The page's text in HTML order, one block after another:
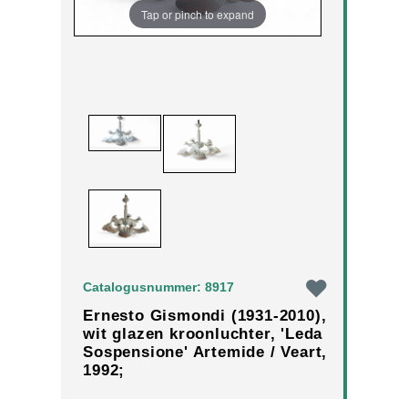
Tap or pinch to expand
Catalogusnummer: 8917
Ernesto Gismondi (1931-2010),
wit glazen kroonluchter, 'Leda
Sospensione' Artemide / Veart,
1992;